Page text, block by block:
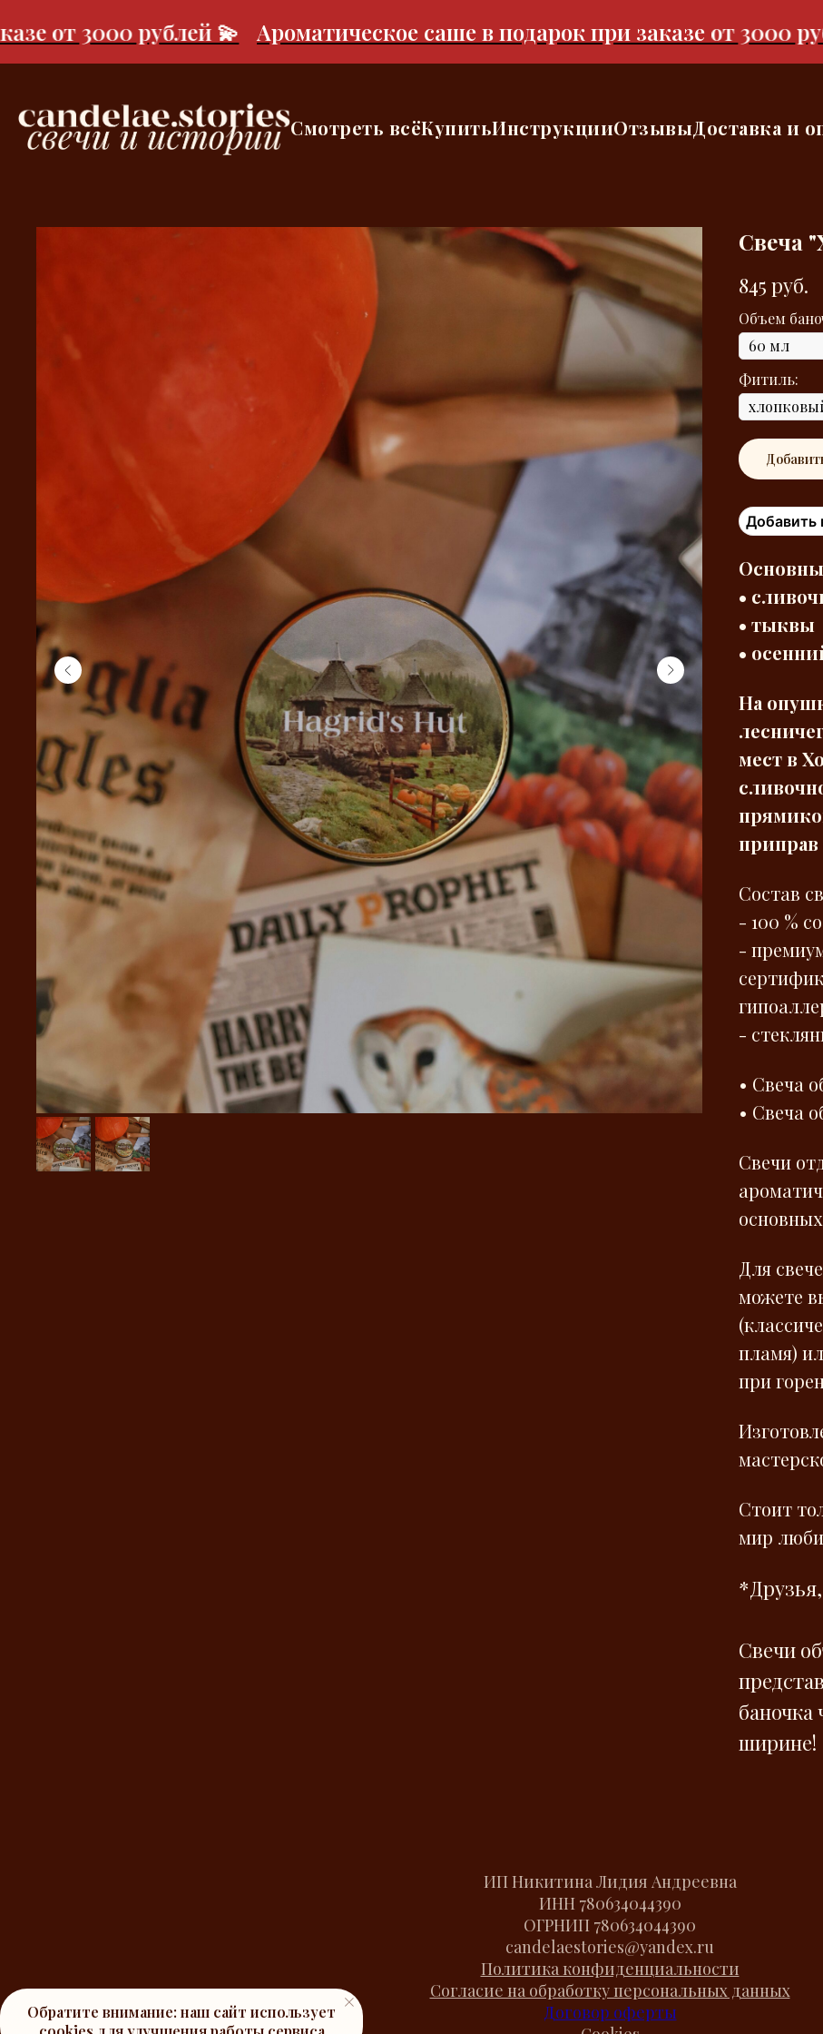
от 3000 рублей 💫 Ароматическое саше в подарок при заказе от 3000
Смотреть всёКупитьИнструкцииОтзывыДоставка и
Свеча "
845 руб.
Объем
Фитиль:
Добавить
• с
• тыквы
•
На
мест в
приправ
Состав
- 100 %
-
-
• Свеча
• Свеча
Свечи
Для
можете
пламя)
при
Стоит
мир
Свечи
баночка
ширине!
Обратите внимание: наш сайт использует
ИП Никитина Лидия Андреевна
ИНН 780634044390
ОГРНИП 780634044390
candelaestories@yandex.ru
Политика конфиденциальности
Согласие на обработку персональных данных
Договор оферты